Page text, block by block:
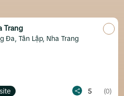
Trang
Đa, Tân Lập, Nha Trang
5 (0)